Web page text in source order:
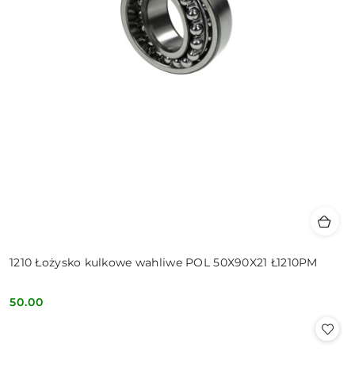
1210 Łożysko kulkowe wahliwe POL 50X90X21 Ł1210PM
Cena:
50.00